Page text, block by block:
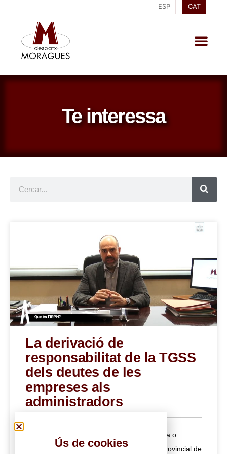
ESP CAT
Te interessa
La derivació de
responsabilitat de la TGSS
dels deutes de les
empreses als
administradors
Quan una empresa anònima o limitada tanca o
presenta concurs de creditors, la Direcció Provincial de
Ús de cookies